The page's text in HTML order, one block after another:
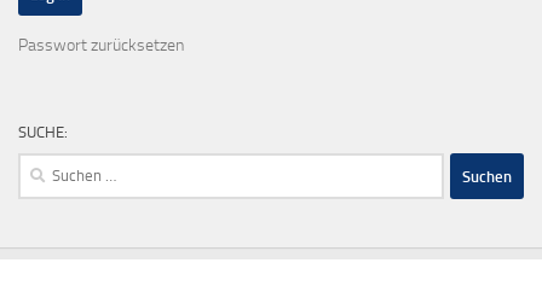
Passwort zurücksetzen
SUCHE:
Suchen